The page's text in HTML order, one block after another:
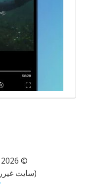
© 2026 ویژگی های تلگرام
(سایت